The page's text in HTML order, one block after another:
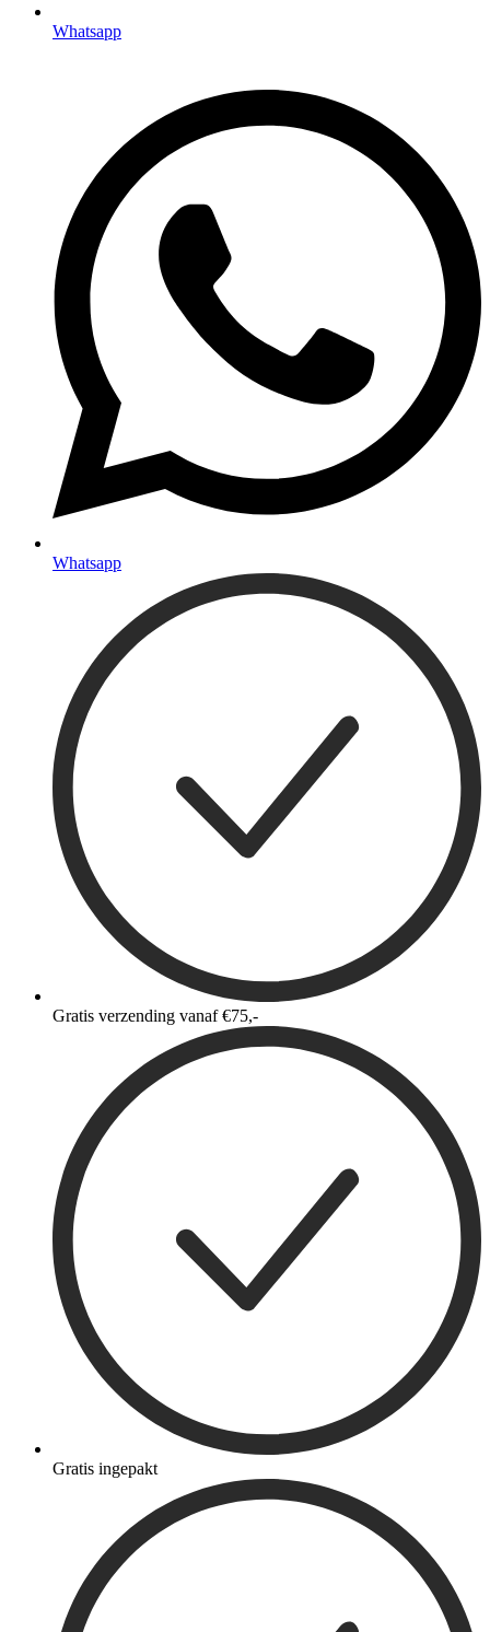
Whatsapp
Whatsapp
Gratis verzending vanaf €75,-
Gratis ingepakt